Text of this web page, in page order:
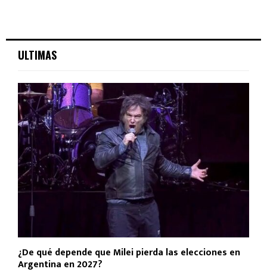
ULTIMAS
¿De qué depende que Milei pierda las elecciones en
Argentina en 2027?